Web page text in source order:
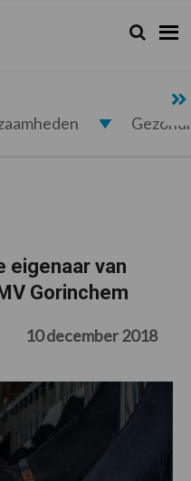
Zoeken...
Zoek
eigenaar van
Gorinchem
10 december 2018